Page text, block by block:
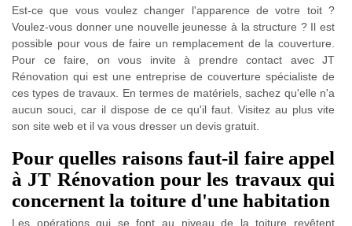
Est-ce que vous voulez changer l'apparence de votre toit ?
Voulez-vous donner une nouvelle jeunesse à la structure ? Il est
possible pour vous de faire un remplacement de la couverture.
Pour ce faire, on vous invite à prendre contact avec JT
Rénovation qui est une entreprise de couverture spécialiste de
ces types de travaux. En termes de matériels, sachez qu'elle n'a
aucun souci, car il dispose de ce qu'il faut. Visitez au plus vite
son site web et il va vous dresser un devis gratuit.
Pour quelles raisons faut-il faire appel
à JT Rénovation pour les travaux qui
concernent la toiture d'une habitation
Les opérations qui se font au niveau de la toiture revêtent